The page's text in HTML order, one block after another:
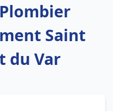
Saint
du Var